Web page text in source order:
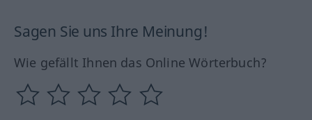
Sagen Sie uns Ihre Meinung!
Wie gefällt Ihnen das Online Wörterbuch?